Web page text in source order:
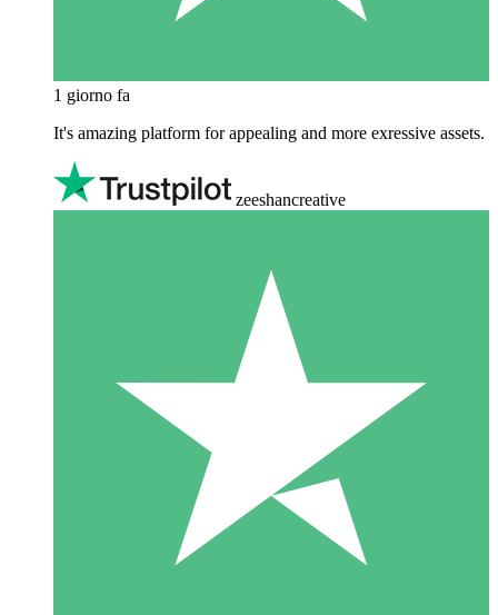
1 giorno fa
It's amazing platform for appealing and more exressive assets.
zeeshancreative